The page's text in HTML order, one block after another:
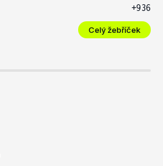
+936
Celý žebříček